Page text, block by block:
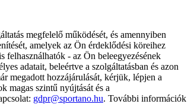
megfelelő működését, és amennyiben
amelyek az Ön érdeklődési köreihez
felhasználhatók - az Ön beleegyezésének
adatait, beleértve a szolgáltatásban és azon
megadott hozzájárulását, kérjük, lépjen a
magas szintű nyújtását és a
gdpr@sportano.hu. További információk